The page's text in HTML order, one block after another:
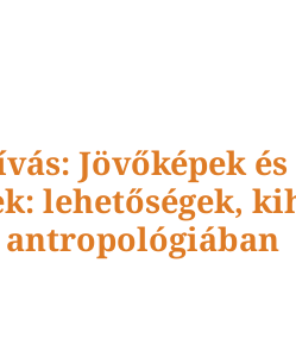
Jövőképek és
lehetőségek,
antropológiában